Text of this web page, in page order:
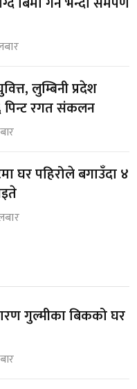
लुम्बिनी प्रदेश
पिन्ट रगत संकलन
घर पहिरोले बगाउँदा ४
गुल्मीका बिकको घर